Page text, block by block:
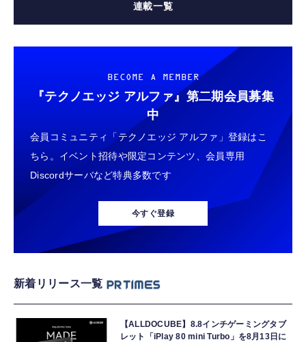
連載一覧
BECOME A MEMBER
『テクノエッジ アルファ』 第二期会員募集
中
会員コミュニティ「テクノエッジ アルファ」登録はこ
ちら。イベント招待や限定コンテンツ、会員専用
Discordサーバなど特典多数です
今すぐ登録
新着リリース一覧
【ALLDOCUBE】8.8インチゲーミングタブ
レット「iPlay 80 mini Turbo」を8月13日に